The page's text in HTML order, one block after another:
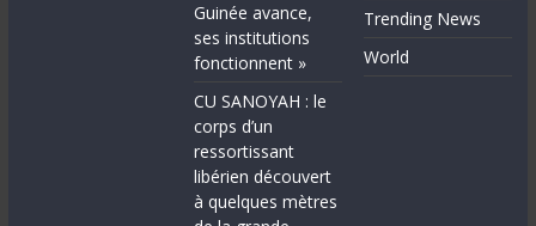
Guinée avance,
ses institutions
fonctionnent »
CU SANOYAH : le
corps d’un
ressortissant
libérien découvert
à quelques mètres
Trending News
World